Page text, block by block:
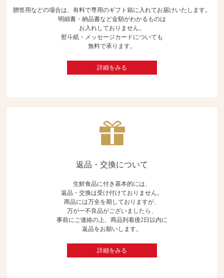
贈答用などの場合は、有料で専用のギフト箱に入れてお届けいたします。
明細書・納品書など金額がわかるものは
お入れしておりません。
熨斗紙・メッセージカードについても
無料で承ります。
詳細をみる
返品・交換について
生鮮食品に付き基本的には、
返品・交換は受け付けておりません。
商品には万全を期しておりますが、
万が一不良品がございましたら、
事前にご連絡の上、商品到着後2日以内に
返品をお願いします。
詳細をみる